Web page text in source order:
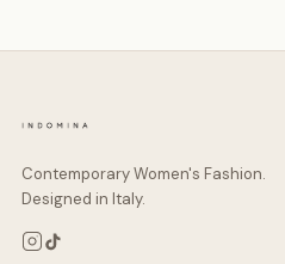
Contemporary Women's Fashion.
Designed in Italy.